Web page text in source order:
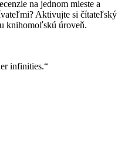
na jednom mieste a
Aktivujte si čítateľský
knihomoľskú úroveň.
infinities.